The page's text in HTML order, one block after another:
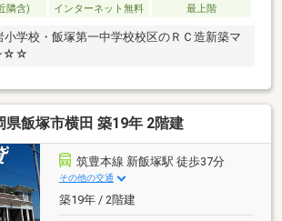
隣含)
インターネット無料 最上階
学校・飯塚第一中学校校区のＲＣ造新築マ
☆☆
県飯塚市横田 築19年 2階建
筑豊本線 新飯塚駅 徒歩37分
その他の交通
築19年 / 2階建